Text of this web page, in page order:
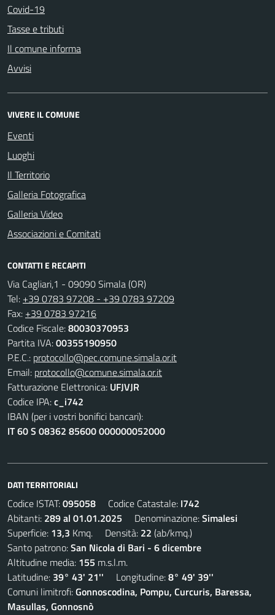
Covid-19
Tasse e tributi
Il comune informa
Avvisi
VIVERE IL COMUNE
Eventi
Luoghi
Il Territorio
Galleria Fotografica
Galleria Video
Associazioni e Comitati
CONTATTI E RECAPITI
Via Cagliari,1 - 09090 Simala (OR)
Tel: +39 0783 97208 - +39 0783 97209
Fax: +39 0783 97216
Codice Fiscale:80030370953
Partita IVA:00355190950
P.E.C.: protocollo@pec.comune.simala.or.it
Email: protocollo@comune.simala.or.it
Fatturazione Elettronica: UFJVJR
Codice IPA:c_i742
IBAN (per i vostri bonifici bancari):
IT 60 S 08362 85600 000000052000
DATI TERRITORIALI
Codice ISTAT:095058 Codice Catastale: I742
Abitanti: 289 al 01.01.2025 Denominazione:Simalesi
Superficie: 13,3 Kmq. Densità: 22 (ab/kmq.)
Santo patrono:San Nicola di Bari - 6 dicembre
Altitudine media: 155 m.s.l.m.
Latitudine: 39° 43' 21'' Longitudine:8° 49' 39''
Comuni limitrofi:Gonnoscodina, Pompu, Curcuris, Baressa,
Masullas, Gonnosnò